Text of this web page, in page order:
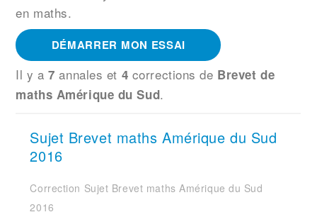
en maths.
DÉMARRER MON ESSAI
Il y a7 annales et 4 corrections de Brevet de
maths Amérique du Sud.
Sujet Brevet maths Amérique du Sud
2016
Correction Sujet Brevet maths Amérique du Sud
2016